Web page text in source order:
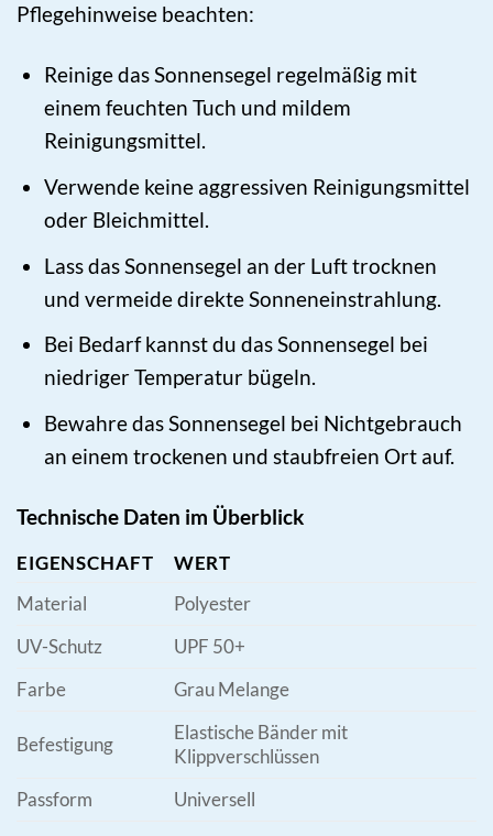
Pflegehinweise beachten:
Reinige das Sonnensegel regelmäßig mit
einem feuchten Tuch und mildem
Reinigungsmittel.
Verwende keine aggressiven Reinigungsmittel
oder Bleichmittel.
Lass das Sonnensegel an der Luft trocknen
und vermeide direkte Sonneneinstrahlung.
Bei Bedarf kannst du das Sonnensegel bei
niedriger Temperatur bügeln.
Bewahre das Sonnensegel bei Nichtgebrauch
an einem trockenen und staubfreien Ort auf.
Technische Daten im Überblick
EIGENSCHAFT
WERT
Material
Polyester
UV-Schutz
UPF 50+
Farbe
Grau Melange
Befestigung
Elastische Bänder mit
Klippverschlüssen
Passform
Universell